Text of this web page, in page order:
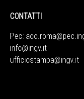
CONTATTI
Pec:
info@ingv.it
ufficiostampa@ingv.it